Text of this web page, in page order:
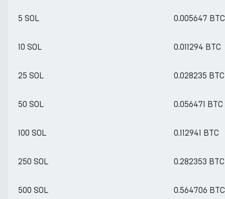
5 SOL 0.005647 BTC
10 SOL 0.011294 BTC
25 SOL 0.028235 BTC
50 SOL 0.056471 BTC
100 SOL 0.112941 BTC
250 SOL 0.282353 BTC
500 SOL 0.564706 BTC